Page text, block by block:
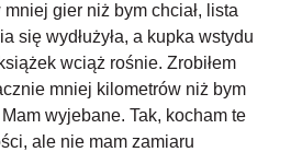
mniej gier niż bym chciał, lista
się wydłużyła, a kupka wstydu
wciąż rośnie. Zrobiłem
mniej kilometrów niż bym
wyjebane. Tak, kocham te
ale nie mam zamiaru